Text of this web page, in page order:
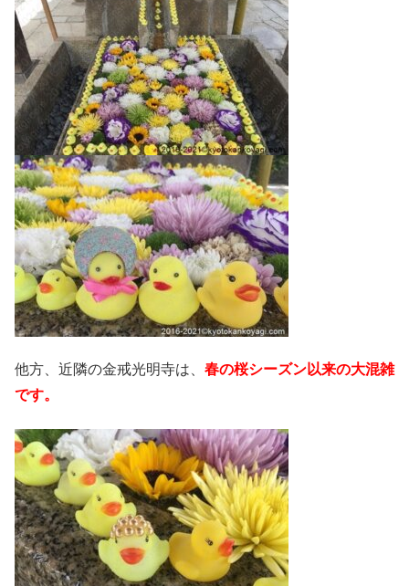
他方、近隣の金戒光明寺は、 春の桜シーズン以来の大混雑
です。